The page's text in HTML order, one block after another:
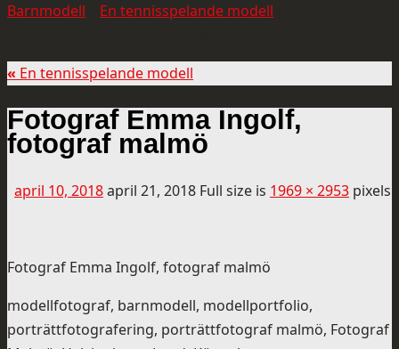
Barnmodell
En tennisspelande modell
« En tennisspelande modell
Fotograf Emma Ingolf,
fotograf malmö
april 10, 2018april 21, 2018 Full size is 1969 × 2953 pixels
Fotograf Emma Ingolf, fotograf malmö
modellfotograf, barnmodell, modellportfolio,
porträttfotografering, porträttfotograf malmö, Fotograf